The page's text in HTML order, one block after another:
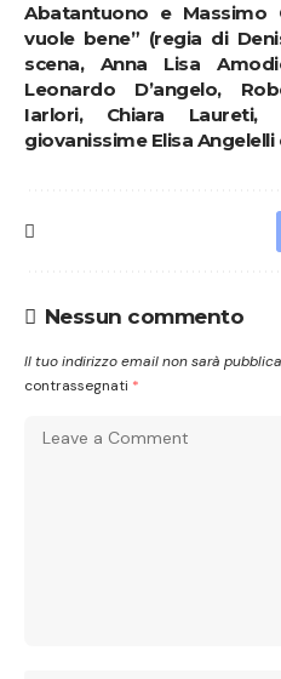
Abatantuono e Massimo
vuole bene” (regia di
scena, Anna Lisa
Leonardo D’angelo,
Iarlori, Chiara
giovanissime Elisa Angelelli
Nessun commento
Il tuo indirizzo email non sarà
contrassegnati *